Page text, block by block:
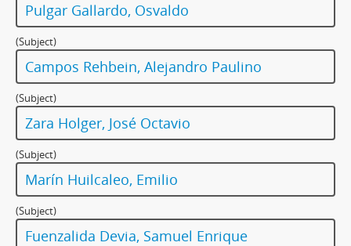
Pulgar Gallardo, Osvaldo
(Subject)
Campos Rehbein, Alejandro Paulino
(Subject)
Zara Holger, José Octavio
(Subject)
Marín Huilcaleo, Emilio
(Subject)
Fuenzalida Devia, Samuel Enrique